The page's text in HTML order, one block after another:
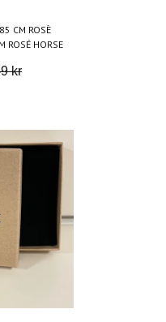
CM ROSÈ
ROSÉ HORSE
kr